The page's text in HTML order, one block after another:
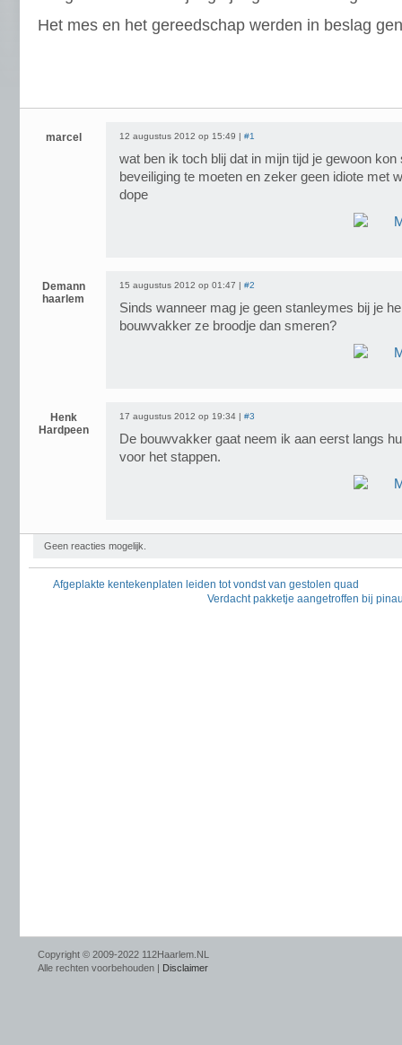
Het mes en het gereedschap werden in beslag
marcel 12 augustus 2012 op 15:49 | #1
wat ben ik toch blij dat in mijn tijd je gewoon
beveiliging te moeten en zeker geen idiote met
dope
Demann
haarlem
15 augustus 2012 op 01:47 | #2
Sinds wanneer mag je geen stanleymes bij je
bouwvakker ze broodje dan smeren?
Henk
Hardpeen
17 augustus 2012 op 19:34 | #3
De bouwvakker gaat neem ik aan eerst langs
voor het stappen.
Geen reacties mogelijk.
Afgeplakte kentekenplaten leiden tot vondst van gestolen quad
Verdacht pakketje aangetroffen bij
Copyright © 2009-2022 112Haarlem.NL
Alle rechten voorbehouden | Disclaimer